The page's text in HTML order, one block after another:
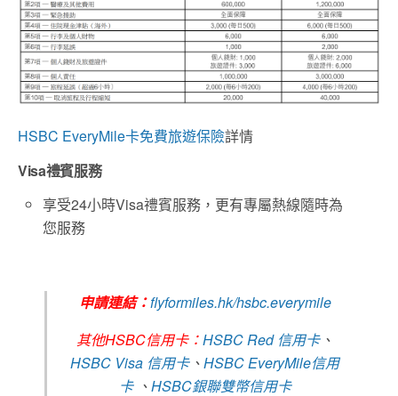
HSBC EveryMile卡免費旅遊保險詳情
Visa禮賓服務
享受24小時Visa禮賓服務，更有專屬熱線隨時為
您服務
申請連結：flyformiles.hk/hsbc.everymile
其他HSBC信用卡：HSBC Red 信用卡、
HSBC Visa 信用卡、HSBC EveryMile信用
卡 、HSBC銀聯雙幣信用卡